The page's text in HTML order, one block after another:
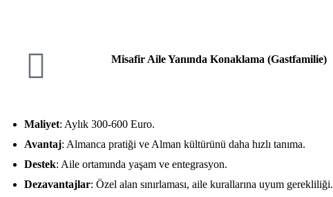
Misafir Aile Yanında Konaklama (Gastfamilie)
Maliyet: Aylık 300-600 Euro.
Avantaj: Almanca pratiği ve Alman kültürünü daha hızlı tanıma.
Destek: Aile ortamında yaşam ve entegrasyon.
Dezavantajlar: Özel alan sınırlaması, aile kurallarına uyum gerekliliği.